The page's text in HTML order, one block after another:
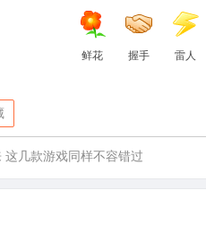
鲜花 握手 雷人
这几款游戏同样不容错过